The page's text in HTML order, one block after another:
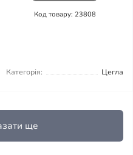
Код товару: 23808
Категорія: Цегла
ще